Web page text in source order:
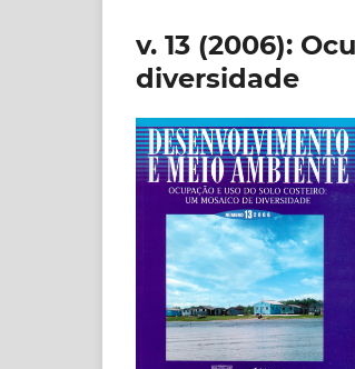
v. 13 (2006):
diversidade